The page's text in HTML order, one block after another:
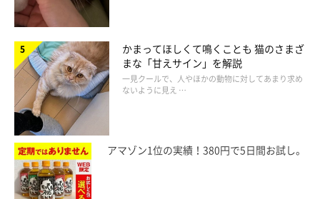
暖まったら兄妹でお顔キレイキレイ✨
猫と暮らすpic.twitter.com/5Vjrlbl9kF
— じょせふ (@888goody)December 9, 2024
かまってほしくて鳴くことも 猫のさまざ
まな「甘えサイン」を解説
一見クールで、人やほかの動物に対してあまり求め
ないように見え …
アマゾン1位の実績！380円で5日間お試し。